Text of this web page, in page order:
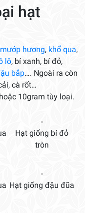
hạt
mướp hương, khổ qua,
lô, bí xanh, bí đỏ,
bắp…. Ngoài ra còn
cà rốt…
10gram tùy loại.
Hạt giống bí đỏ
tròn
Hạt giống đậu đũa